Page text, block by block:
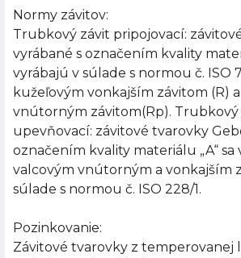
Normy závitov:
Trubkový závit pripojovací:
vyrábané s označením kvality
vyrábajú v súlade s normou č. ISO
kužeľovým vonkajším závitom (R)
vnútorným závitom(Rp). Trubkový
upevňovací: závitové tvarovky
označením kvality materiálu „A“ sa
valcovým vnútorným a vonkajším
súlade s normou č. ISO 228/1.
Pozinkovanie:
Závitové tvarovky z temperovanej